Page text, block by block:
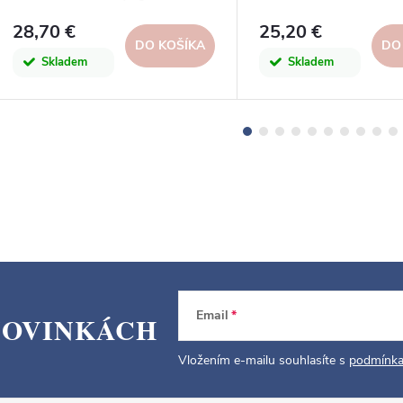
28,70 €
Skladem
DO KOŠÍKA
25,20 €
Skladem
Email
Vložením e-mailu souhlasíte s